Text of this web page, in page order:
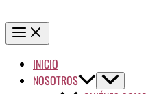
INICIO
NOSOTROS